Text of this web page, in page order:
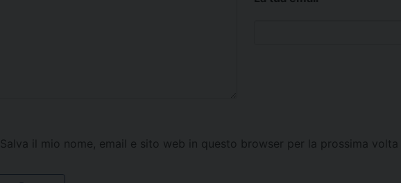
Salva il mio nome, email e sito web in questo browser per la prossima